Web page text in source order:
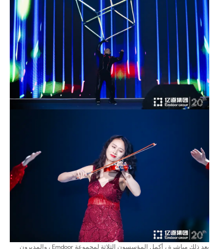
بعد ذلك مباشرة ، أكمل المؤسسون الثلاثة لمجموعة Emdoor ، والمديرون